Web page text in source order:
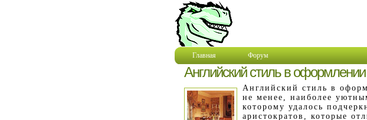
Главная Форум
Английский стиль в
Английский стиль в
не менее, наиболее
которому удалось
аристократов, которые